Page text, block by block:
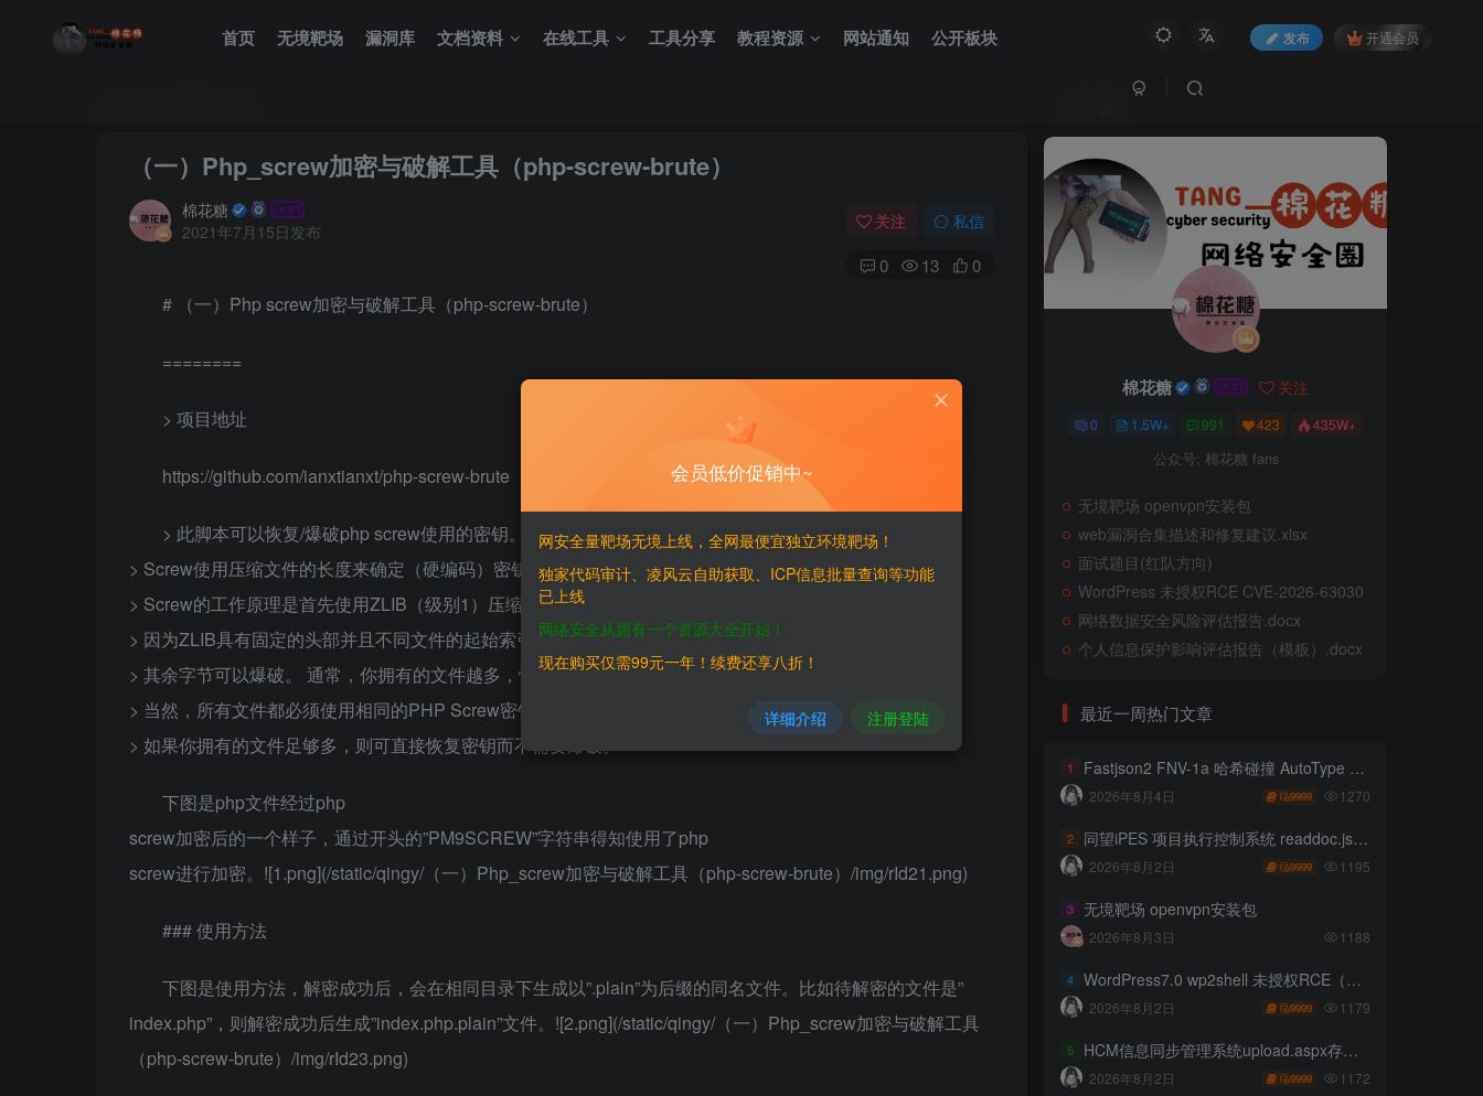
首页 无境靶场 漏洞库 文档资料 在线工具 工具分享 教程资源 网站通知 公开板块 发布 开通会员
（一）Php_screw加密与破解工具（php-screw-brute）
棉花糖
2021年7月15日发布
关注 私信
0 13 0
# （一）Php screw加密与破解工具（php-screw-brute）
========
> 项目地址
https://github.com/ianxtianxt/php-screw-brute
> 此脚本可以恢复/爆破php screw使用的密钥。PHP
> Screw使用压缩文件的长度来确定（硬编码）密钥的起始索引。PHP
> Screw的工作原理是首先使用ZLIB（级别1）压缩PHP文件，然后按位取反，再与密钥进行异或。
> 因为ZLIB具有固定的头部并且不同文件的起始索引不同，所以可以恢复密钥的一部分，
> 其余字节可以爆破。 通常，你拥有的文件越多，恢复密钥的速度就越快。
> 当然，所有文件都必须使用相同的PHP Screw密钥进行加密。
> 如果你拥有的文件足够多，则可直接恢复密钥而不需要爆破。
下图是php文件经过php
screw加密后的一个样子，通过开头的”PM9SCREW”字符串得知使用了php
screw进行加密。![1.png](/static/qingy/（一）Php_screw加密与破解工具（php-screw-brute）/img/rId21.png)
### 使用方法
下图是使用方法，解密成功后，会在相同目录下生成以”.plain”为后缀的同名文件。比如待解密的文件是”
index.php”，则解密成功后生成”index.php.plain”文件。![2.png](/static/qingy/（一）Php_screw加密与破解工具
（php-screw-brute）/img/rId23.png)
棉花糖 关注
0 1.5W+ 991 423 435W+
公众号: 棉花糖 fans
无境靶场 openvpn安装包
web漏洞合集描述和修复建议.xlsx
面试题目(红队方向)
WordPress 未授权RCE CVE-2026-63030
网络数据安全风险评估报告.docx
个人信息保护影响评估报告（模板）.docx
最近一周热门文章
1 Fastjson2 FNV-1a 哈希碰撞 AutoType 绕过远程代码执行
2026年8月4日 9999 1270
2 同望iPES 项目执行控制系统 readdoc.jsp存在任意文件读取
2026年8月2日 9999 1195
3 无境靶场 openvpn安装包
2026年8月3日 1188
4 WordPress7.0 wp2shell 未授权RCE（CVE-2026-63030 CVE-2026-60137）
2026年8月2日 9999 1179
5 HCM信息同步管理系统upload.aspx存在任意文件上传
2026年8月2日 9999 1172
会员低价促销中~
网安全量靶场无境上线，全网最便宜独立环境靶场！
独家代码审计、凌风云自助获取、ICP信息批量查询等功能
已上线
网络安全从拥有一个资源大全开始！
现在购买仅需99元一年！续费还享八折！
详细介绍 注册登陆